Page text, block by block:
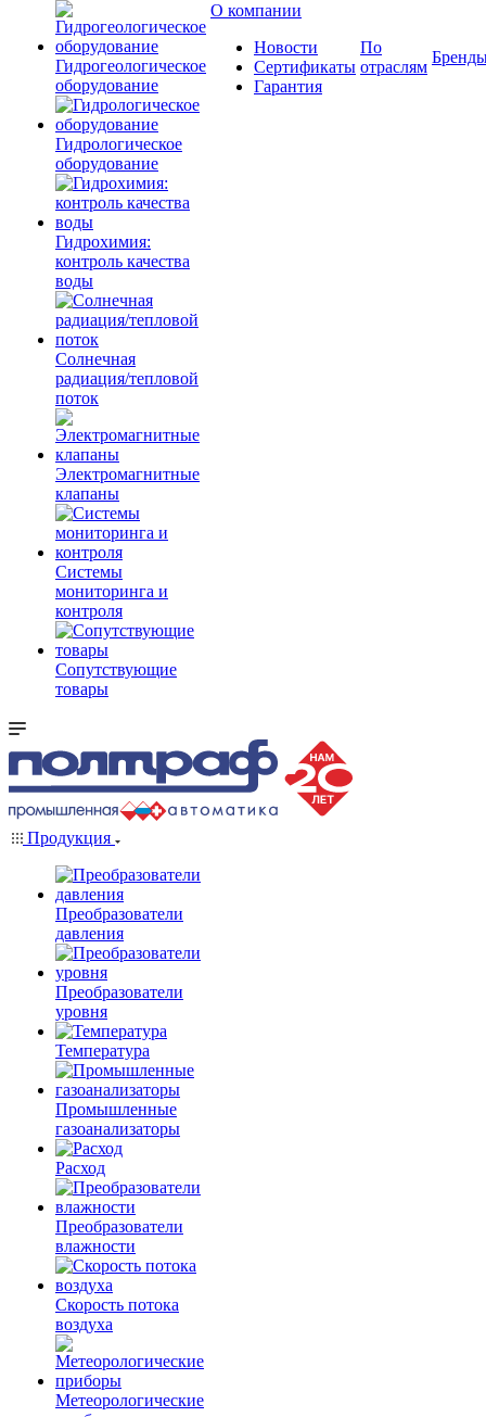
Гидрогеологическое
оборудование
Гидрологическое
оборудование
Гидрохимия:
контроль качества
воды
Солнечная
радиация/тепловой
поток
Электромагнитные
клапаны
Системы
мониторинга и
контроля
Сопутствующие
товары
О компании
Новости
Сертификаты
Гарантия
По
отраслям
Продукция
Преобразователи
давления
Преобразователи
уровня
Температура
Промышленные
газоанализаторы
Расход
Преобразователи
влажности
Скорость потока
воздуха
Метеорологические